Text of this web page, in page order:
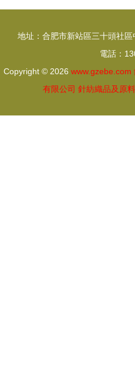
務
地址：合肥市新站區三十頭社
電話：
Copyright © 2026 www.gzebe.com
有限公司 針紡織品及原